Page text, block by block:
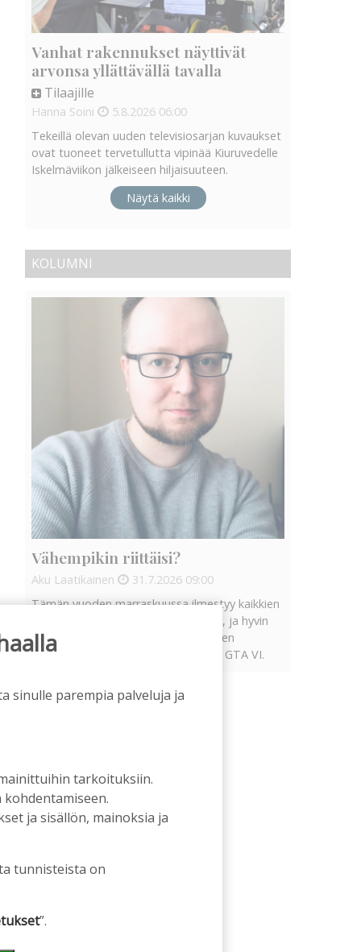
Vanhat rakennukset näyttivät
arvonsa yllättävällä tavalla
Tilaajille
Hanna Soini 5.8.2026 06:00
Tekeillä olevan uuden televisiosarjan kuvaukset
ovat tuoneet tervetullutta vipinää Kiuruvedelle
Iskelmäviikon jälkeiseen hiljaisuuteen.
Näytä kaikki
KOLUMNI
Vähempikin riittäisi?
Aku Laatikainen 31.7.2026 09:00
Tämän vuoden marraskuussa ilmestyy kaikkien
aikojen odotetuin ja ennakkotilatuin, ja hyvin
todennäköisesti myös kaikkien aikojen
myydyimmäksi videopeliksi nouseva GTA VI.
sinulle parempia palveluja ja
tarkoituksiin.
ja sisällön, mainoksia ja
tunnisteista on
”.